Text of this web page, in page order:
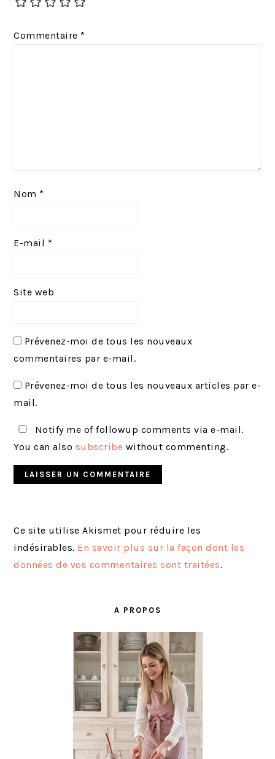
d
n
Commentaire *
Nom *
E-mail *
Site web
Prévenez-moi de tous les nouveaux
commentaires par e-mail.
Prévenez-moi de tous les nouveaux articles par e-
mail.
Notify me of followup comments via e-mail.
You can also subscribe without commenting.
Ce site utilise Akismet pour réduire les
indésirables. En savoir plus sur la façon dont les
données de vos commentaires sont traitées.
A PROPOS